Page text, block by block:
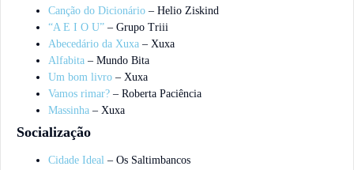
Canção do Dicionário – Helio Ziskind
“A E I O U” – Grupo Triii
Abecedário da Xuxa – Xuxa
Alfabita – Mundo Bita
Um bom livro – Xuxa
Vamos rimar? – Roberta Paciência
Massinha – Xuxa
Socialização
Cidade Ideal – Os Saltimbancos